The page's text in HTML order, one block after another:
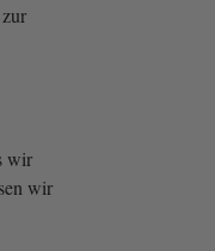
wir
wir